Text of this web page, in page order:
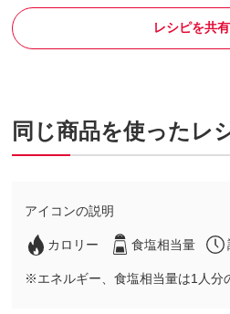
レシピを共
同じ商品を使ったレ
アイコンの説明
カロリー 食塩相当量
※エネルギー、食塩相当量は1人分